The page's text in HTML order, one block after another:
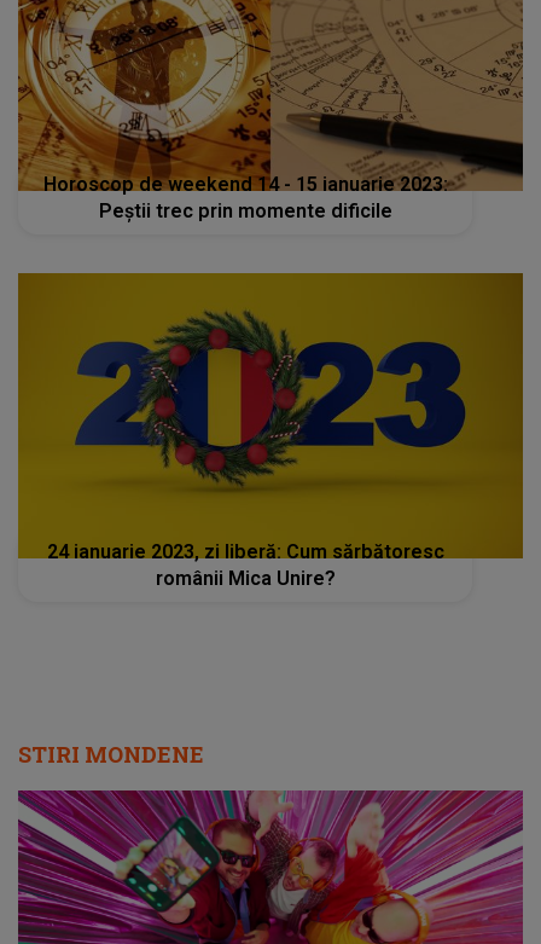
Horoscop de weekend 14 - 15 ianuarie 2023:
Peștii trec prin momente dificile
24 ianuarie 2023, zi liberă: Cum sărbătoresc
românii Mica Unire?
STIRI MONDENE